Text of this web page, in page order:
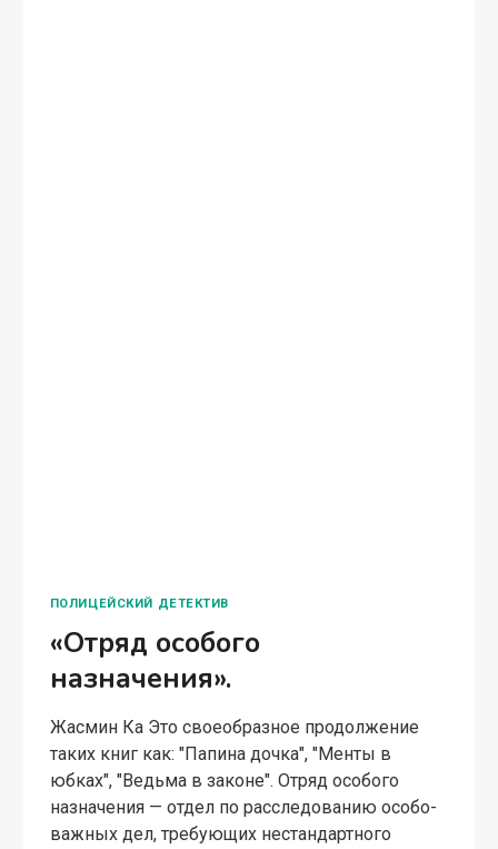
ПОЛИЦЕЙСКИЙ ДЕТЕКТИВ
«Отряд особого
назначения».
Жасмин Ка Это своеобразное продолжение
таких книг как: "Папина дочка", "Менты в
юбках", "Ведьма в законе". Отряд особого
назначения — отдел по расследованию особо-
важных дел, требующих нестандартного